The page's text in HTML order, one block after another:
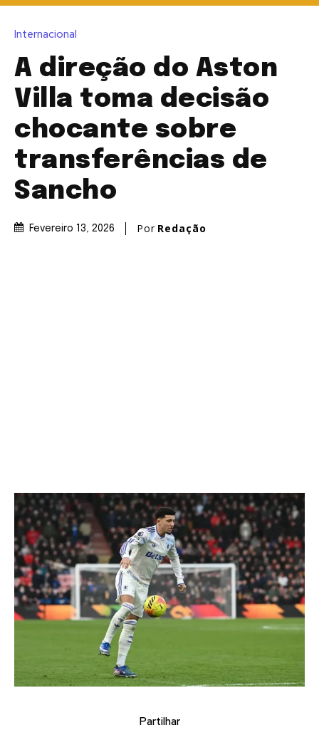
Internacional
A direção do Aston
Villa toma decisão
chocante sobre
transferências de
Sancho
Fevereiro 13, 2026 Por Redação
Partilhar